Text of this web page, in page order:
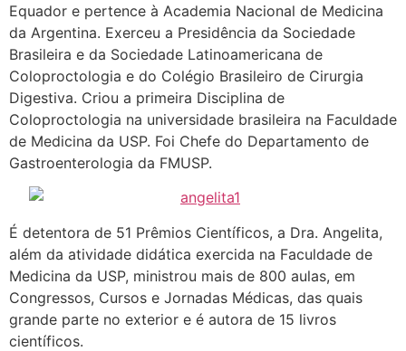
Equador e pertence à Academia Nacional de Medicina
da Argentina. Exerceu a Presidência da Sociedade
Brasileira e da Sociedade Latinoamericana de
Coloproctologia e do Colégio Brasileiro de Cirurgia
Digestiva. Criou a primeira Disciplina de
Coloproctologia na universidade brasileira na Faculdade
de Medicina da USP. Foi Chefe do Departamento de
Gastroenterologia da FMUSP.
É detentora de 51 Prêmios Científicos, a Dra. Angelita,
além da atividade didática exercida na Faculdade de
Medicina da USP, ministrou mais de 800 aulas, em
Congressos, Cursos e Jornadas Médicas, das quais
grande parte no exterior e é autora de 15 livros
científicos.